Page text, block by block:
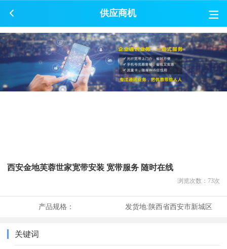
供应商机
西安金地芙蓉世家宽带安装 宽带服务 随时在线
浏览次数： 73次
产品规格： 发货地:陕西省西安市新城区
关键词